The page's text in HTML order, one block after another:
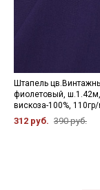
Штапель
фиолетовый, ш.1.42м,
вискоза-100%,
312 руб. 390 руб.